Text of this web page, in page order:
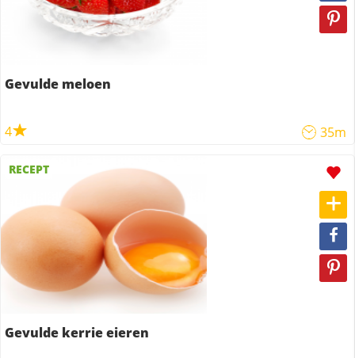
Gevulde meloen
4 35m
RECEPT
Gevulde kerrie eieren